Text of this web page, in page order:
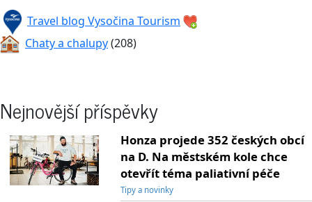
Travel blog Vysočina Tourism
Chaty a chalupy(208)
Nejnovější příspěvky
Honza projede 352 českých obcí
na D. Na městském kole chce
otevřít téma paliativní péče
Tipy a novinky